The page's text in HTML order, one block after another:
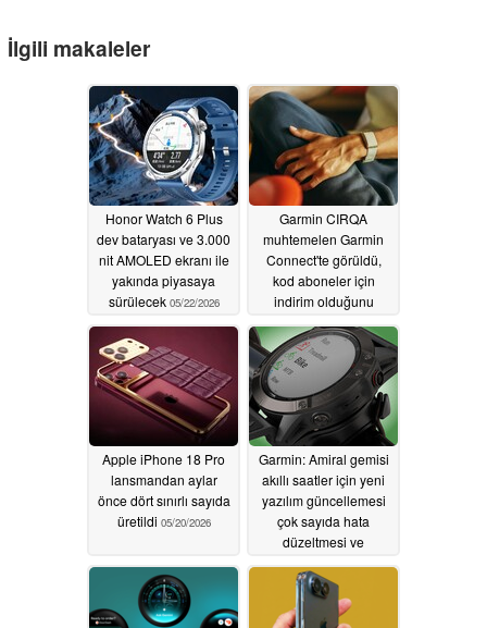
İlgili makaleler
Honor Watch 6 Plus
dev bataryası ve 3.000
nit AMOLED ekranı ile
yakında piyasaya
sürülecek 05/22/2026
Garmin CIRQA
muhtemelen Garmin
Connect'te görüldü,
kod aboneler için
indirim olduğunu
05/21/2026
Apple iPhone 18 Pro
lansmandan aylar
önce dört sınırlı sayıda
üretildi 05/20/2026
Garmin: Amiral gemisi
akıllı saatler için yeni
yazılım güncellemesi
çok sayıda hata
düzeltmesi ve
05/20/2026